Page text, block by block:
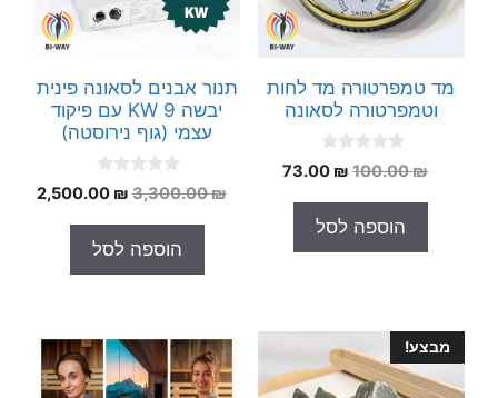
מד טמפרטורה מד לחות
וטמפרטורה לסאונה
0
o
o
5
100.00₪
המחיר
היה:
100.00 ₪.
73.00 ₪
המחיר
הוספה לסל
תנור אבנים לסאונה פינית
יבשה 9 KW עם פיקוד
עצמי (גוף נירוסטה)
0
o
o
5
3,300.00₪
המחיר
היה:
3,300.00 ₪.
2,500.00 ₪
הוספה לסל
מבצע!